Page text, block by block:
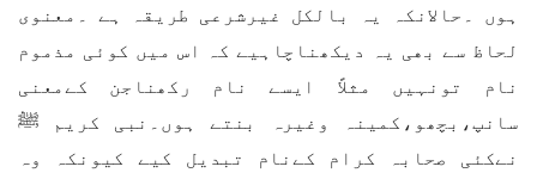
ہوں ۔حالانکہ یہ بالکل غیرشرعی طریقہ ہے ۔معنوی
لحاظ سے بھی یہ دیکھناچاہیے کہ اس میں کوئی مذموم
نام تونہیں مثلاً ایسے نام رکھناجن کےمعنی
سانپ،بچھو،کمینہ وغیرہ بنتے ہوں۔نبی کریم ﷺ
نےکئی صحابہ کرام کےنام تبدیل کیے کیونکہ وہ